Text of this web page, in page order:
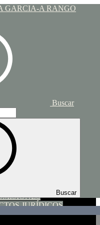
Buscar
Buscar
JURÍDICOS